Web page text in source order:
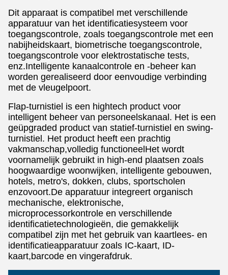
Dit apparaat is compatibel met verschillende
apparatuur van het identificatiesysteem voor
toegangscontrole, zoals toegangscontrole met een
nabijheidskaart, biometrische toegangscontrole,
toegangscontrole voor elektrostatische tests,
enz.Intelligente kanaalcontrole en -beheer kan
worden gerealiseerd door eenvoudige verbinding
met de vleugelpoort.
Flap-turnistiel is een hightech product voor
intelligent beheer van personeelskanaal. Het is een
geüpgraded product van statief-turnistiel en swing-
turnistiel. Het product heeft een prachtig
vakmanschap,volledig functioneelHet wordt
voornamelijk gebruikt in high-end plaatsen zoals
hoogwaardige woonwijken, intelligente gebouwen,
hotels, metro's, dokken, clubs, sportscholen
enzovoort.De apparatuur integreert organisch
mechanische, elektronische,
microprocessorkontrole en verschillende
identificatietechnologieën, die gemakkelijk
compatibel zijn met het gebruik van kaartlees- en
identificatieapparatuur zoals IC-kaart, ID-
kaart,barcode en vingerafdruk.